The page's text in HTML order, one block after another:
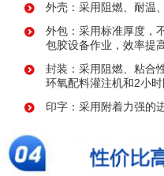
外壳：采用阻燃、耐温
外包：采用标准厚度，
包胶设备作业，效率提
封装：采用阻燃、粘合
环氧配料灌注机和2小时
印字：采用附着力强的